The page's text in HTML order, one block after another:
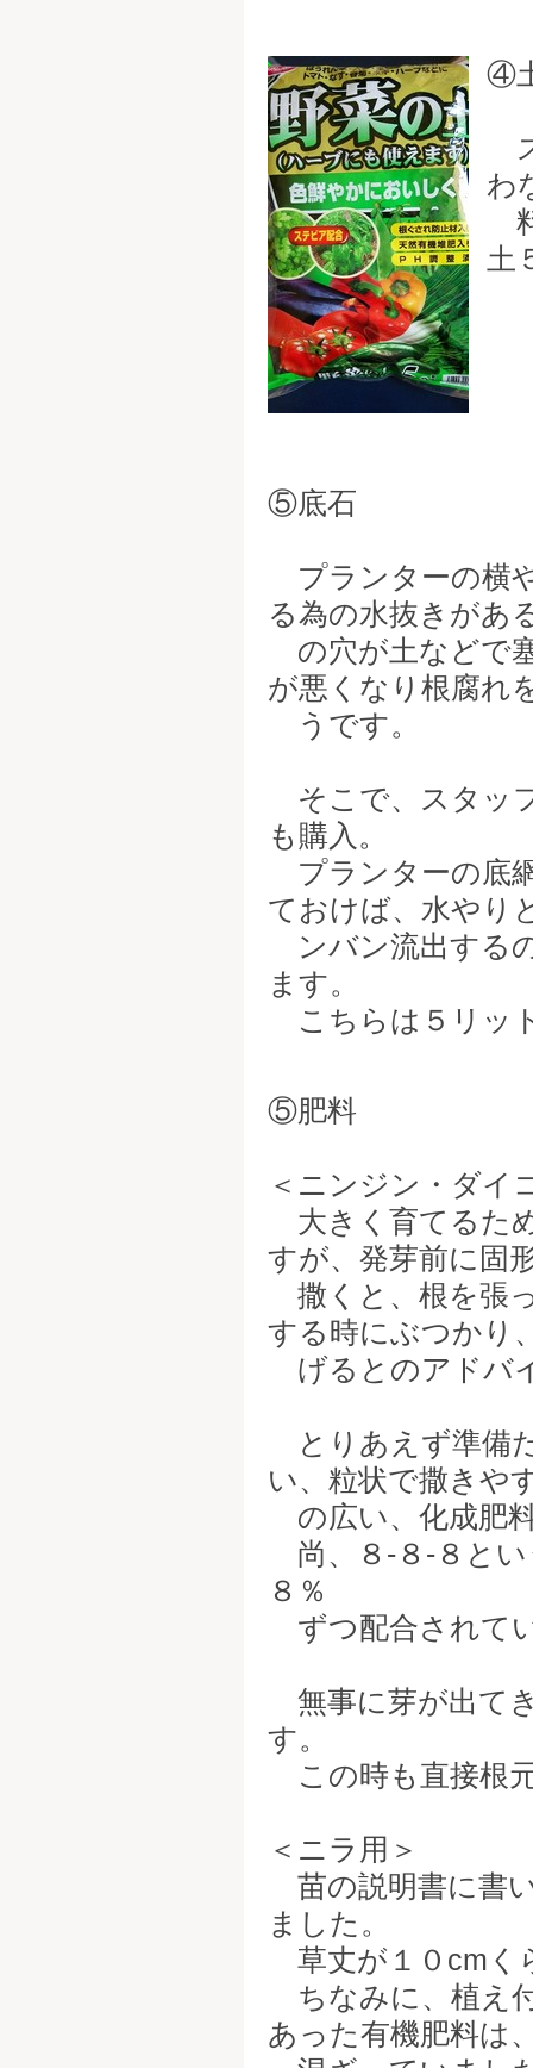
④
わ
土
⑤底石
プランターの横
る為の水抜きがあ
の穴が土などで
が悪くなり根腐れ
うです。
そこで、スタッ
も購入。
プランターの底
ておけば、水やり
ンバン流出する
ます。
こちらは５リッ
⑤肥料
＜ニンジン・ダイ
大きく育てるた
すが、発芽前に固
撒くと、根を張
する時にぶつかり
げるとのアドバ
とりあえず準備
い、粒状で撒きや
の広い、化成肥
尚、８-８-８とい
８％
ずつ配合されて
無事に芽が出て
す。
この時も直接根
＜ニラ用＞
苗の説明書に書
ました。
草丈が１０cmく
ちなみに、植え
あった有機肥料は